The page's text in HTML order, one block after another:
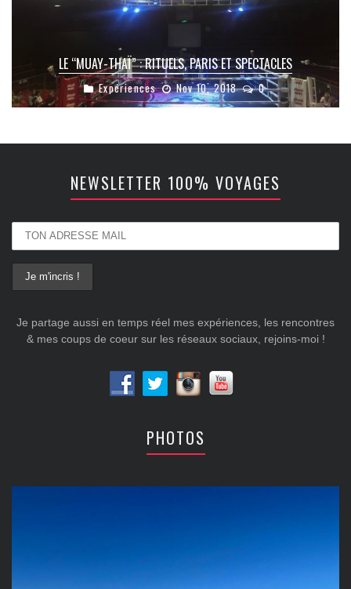
LE “MUAY-THAÏ” : RITUELS, PARIS ET SPECTACLES
Expériences Nov 10, 2018 0
NEWSLETTER 100% VOYAGES
Je partage aussi en temps réel mes expériences, les rencontres
& mes coups de coeur sur les réseaux sociaux, rejoins-moi !
PHOTOS